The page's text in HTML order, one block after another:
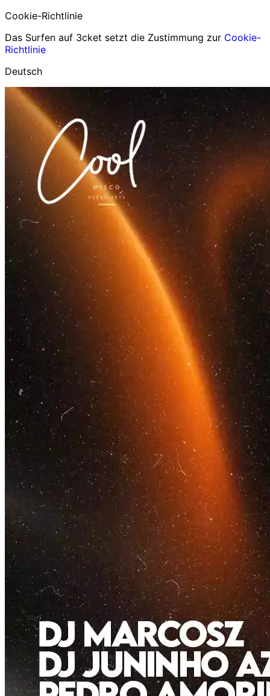
Cookie-Richtlinie
Das Surfen auf 3cket setzt die Zustimmung zur Cookie-
Richtlinie
Deutsch